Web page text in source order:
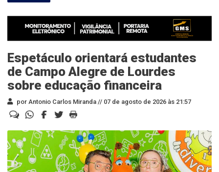
Espetáculo orientará estudantes
de Campo Alegre de Lourdes
sobre educação financeira
por Antonio Carlos Miranda // 07 de agosto de 2026 às 21:57